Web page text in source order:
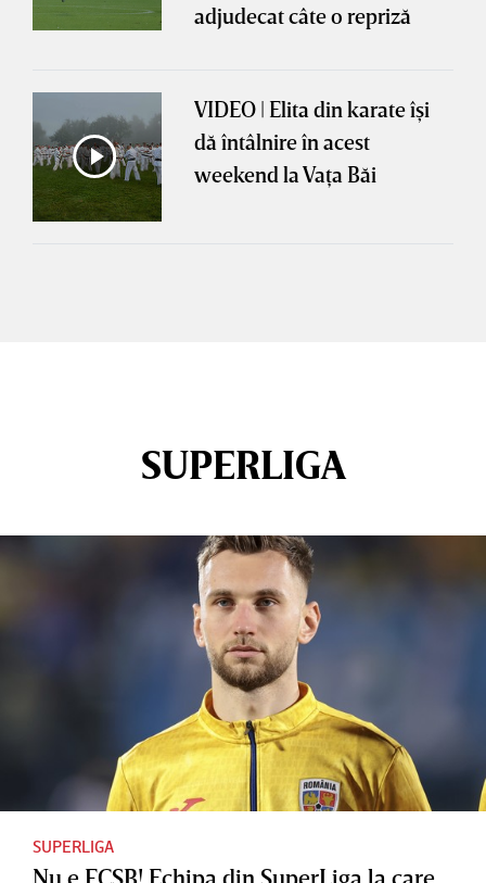
adjudecat câte o repriză
VIDEO | Elita din karate îşi
dă întâlnire în acest
weekend la Vaţa Băi
SUPERLIGA
SUPERLIGA
Nu e FCSB! Echipa din SuperLiga la care